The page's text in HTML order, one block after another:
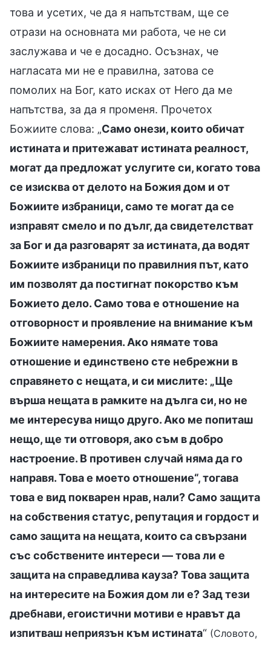
това и усетих, че да я напътствам, ще се
отрази на основната ми работа, че не си
заслужава и че е досадно. Осъзнах, че
нагласата ми не е правилна, затова се
помолих на Бог, като исках от Него да ме
напътства, за да я променя. Прочетох
Божиите слова: „Само онези, които обичат
истината и притежават истината реалност,
могат да предложат услугите си, когато това
се изисква от делото на Божия дом и от
Божиите избраници, само те могат да се
изправят смело и по дълг, да свидетелстват
за Бог и да разговарят за истината, да водят
Божиите избраници по правилния път, като
им позволят да постигнат покорство към
Божието дело. Само това е отношение на
отговорност и проявление на внимание към
Божиите намерения. Ако нямате това
отношение и единствено сте небрежни в
справянето с нещата, и си мислите: „Ще
върша нещата в рамките на дълга си, но не
ме интересува нищо друго. Ако ме попиташ
нещо, ще ти отговоря, ако съм в добро
настроение. В противен случай няма да го
направя. Това е моето отношение“, тогава
това е вид покварен нрав, нали? Само защита
на собствения статус, репутация и гордост и
само защита на нещата, които са свързани
със собствените интереси — това ли е
защита на справедлива кауза? Това защита
на интересите на Божия дом ли е? Зад тези
дребнави, егоистични мотиви е нравът да
изпитваш неприязън към истината“ (Словото,